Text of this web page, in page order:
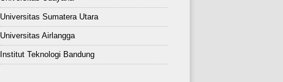
Universitas Sumatera Utara
Universitas Airlangga
Institut Teknologi Bandung